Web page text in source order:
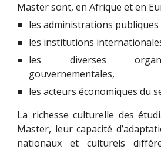
Master sont, en Afrique et en
les administrations
les institutions
les diverses
gouvernementales,
les acteurs économiques du
La richesse culturelle des
Master, leur capacité
nationaux et culturels